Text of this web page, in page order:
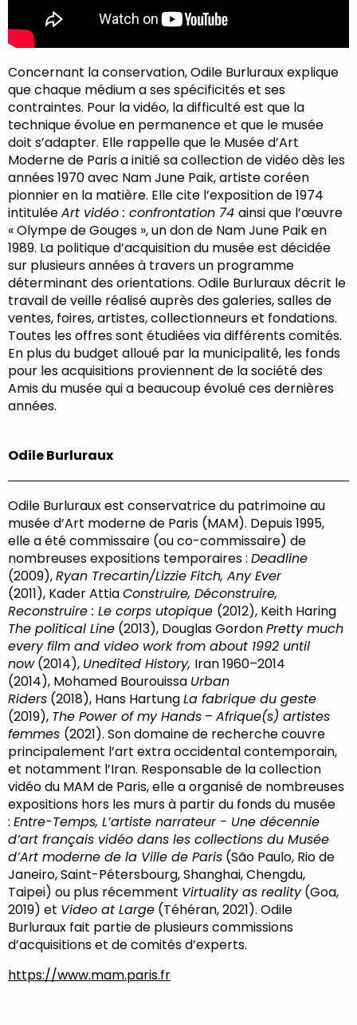
Concernant la conservation, Odile Burluraux explique
que chaque médium a ses spécificités et ses
contraintes. Pour la vidéo, la difficulté est que la
technique évolue en permanence et que le musée
doit s’adapter. Elle rappelle que le Musée d’Art
Moderne de Paris a initié sa collection de vidéo dès les
années 1970 avec Nam June Paik, artiste coréen
pionnier en la matière. Elle cite l’exposition de 1974
intituléeArt vidéo : confrontation 74 ainsi que l’œuvre
« Olympe de Gouges », un don de Nam June Paik en
1989. La politique d’acquisition du musée est décidée
sur plusieurs années à travers un programme
déterminant des orientations. Odile Burluraux décrit le
travail de veille réalisé auprès des galeries, salles de
ventes, foires, artistes, collectionneurs et fondations.
Toutes les offres sont étudiées via différents comités.
En plus du budget alloué par la municipalité, les fonds
pour les acquisitions proviennent de la société des
Amis du musée qui a beaucoup évolué ces dernières
années.
Odile Burluraux
Odile Burluraux est conservatrice du patrimoine au
musée d’Art moderne de Paris (MAM). Depuis 1995,
elle a été commissaire (ou co-commissaire) de
nombreuses expositions temporaires : Deadline
(2009),Ryan Trecartin/Lizzie Fitch, Any Ever
(2011), Kader AttiaConstruire, Déconstruire,
Reconstruire : Le corps utopique (2012), Keith Haring
The political Line (2013), Douglas GordonPretty much
every film and video work from about 1992 until
now(2014), Unedited History, Iran 1960–2014
(2014), Mohamed Bourouissa Urban
Riders (2018), Hans HartungLa fabrique du geste
(2019), The Power of my Hands – Afrique(s) artistes
femmes (2021). Son domaine de recherche couvre
principalement l’art extra occidental contemporain,
et notamment l’Iran. Responsable de la collection
vidéo du MAM de Paris, elle a organisé de nombreuses
expositions hors les murs à partir du fonds du musée
: Entre-Temps, L’artiste narrateur - Une décennie
d’art français vidéo dans les collections du Musée
d’Art moderne de la Ville de Paris (São Paulo, Rio de
Janeiro, Saint-Pétersbourg, Shanghai, Chengdu,
Taipei) ou plus récemment Virtuality as reality(Goa,
2019) et Video at Large (Téhéran, 2021). Odile
Burluraux fait partie de plusieurs commissions
d’acquisitions et de comités d’experts.
https://www.mam.paris.fr